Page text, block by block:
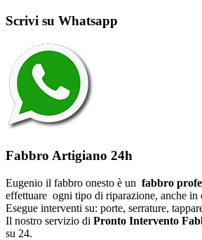
Scrivi su Whatsapp
Fabbro Artigiano 24h
Eugenio il fabbro onesto è un fabbro
effettuare ogni tipo di riparazione, anche in
Esegue interventi su: porte, serrature,
Il nostro servizio di Pronto Intervento
su 24.